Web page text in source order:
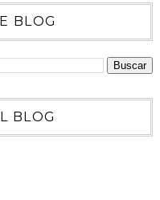
BLOG
BLOG